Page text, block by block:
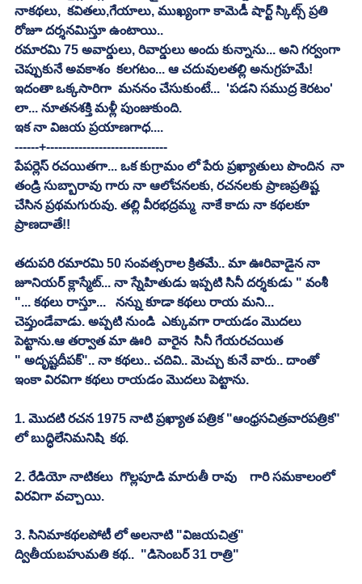
నాకథలు,  కవితలు,గేయాలు, ముఖ్యంగా కామెడీ షార్ట్ స్కిట్స్ ప్రతి
రోజూ దర్శనమిస్తూ ఉంటాయి..
రమారమి 75 అవార్డులు, రివార్డులు అందు కున్నాను... అని గర్వంగా
చెప్పుకునే అవకాశం  కలగటం... ఆ చదువులతల్లి అనుగ్రహమే!
ఇదంతా ఒక్కసారిగా  మననం చేసుకుంటే...  'పడని సముద్ర కెరటం'
లా... నూతనశక్తి మళ్లీ పుంజుకుంది.
ఇక నా విజయ ప్రయాణగాధ....
------+------------------------------
పేపర్లెస్ రచయితగా... ఒక కుగ్రామం లో పేరు ప్రఖ్యాతులు పొందిన  నా
తండ్రి సుబ్బారావు గారు నా ఆలోచనలకు, రచనలకు ప్రాణప్రతిష్ట
చేసిన ప్రథమగురువు. తల్లి వీరభద్రమ్మ  నాకే కాదు నా కథలకూ
ప్రాణదాతే!!
తదుపరి రమారమి 50 సంవత్సరాల క్రితమే.. మా ఊరివాడైన నా
జూనియర్ క్లాస్మేట్... నా స్నేహితుడు ఇప్పటి సినీ దర్శకుడు " వంశీ
"... కథలు రాస్తూ...   నన్ను కూడా కథలు రాయ మని...
చెప్తుండేవాడు. అప్పటి నుండి  ఎక్కువగా రాయడం మొదలు
పెట్టాను.ఆ తర్వాత మా ఊరి  వారైన  సినీ గేయరచయిత
" అదృష్టదీపక్".. నా కథలు.. చదివి.. మెచ్చు కునే వారు.. దాంతో
ఇంకా విరవిగా కథలు రాయడం మొదలు పెట్టాను.
1. మొదటి రచన 1975 నాటి ప్రఖ్యాత పత్రిక "ఆంధ్రసచిత్రవారపత్రిక"
లో బుద్ధిలేనిమనిషి  కథ.
2. రేడియో నాటికలు  గొల్లపూడి మారుతీ రావు    గారి సమకాలంలో
విరవిగా వచ్చాయి.
3. సినిమాకథలపోటీ లో అలనాటి "విజయచిత్ర"
ద్వితీయబహుమతి కథ..  "డిసెంబర్ 31 రాత్రి"